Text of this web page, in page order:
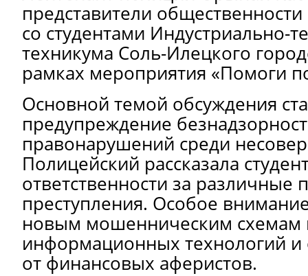
представители
со студентами Индустриально-
техникума Соль-Илецкого
рамках мероприятия «Помоги
Основной темой обсуждения
предупреждение
правонарушений среди
Полицейский рассказала
ответственности за
преступления. Особое
новым мошенническим схемам
информационных технологий
от финансовых аферистов.